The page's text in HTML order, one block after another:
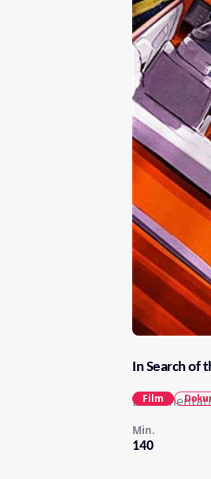
In Search of
140
Min.
Film